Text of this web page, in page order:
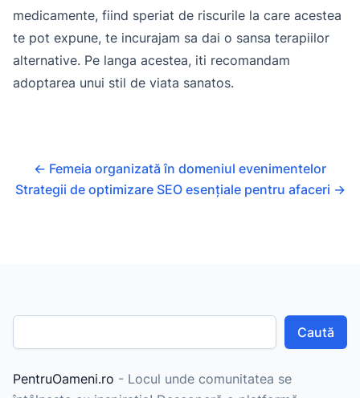
medicamente, fiind speriat de riscurile la care acestea
te pot expune, te incurajam sa dai o sansa terapiilor
alternative. Pe langa acestea, iti recomandam
adoptarea unui stil de viata sanatos.
← Femeia organizată în domeniul evenimentelor
Strategii de optimizare SEO esențiale pentru afaceri →
Caută
PentruOameni.ro - Locul unde comunitatea se